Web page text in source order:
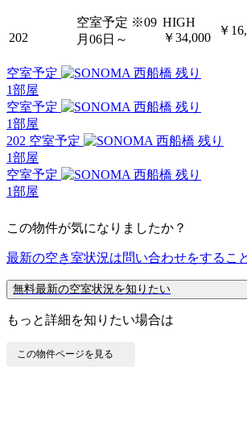
202
空室予定 ※09
月06日～
HIGH
￥34,000
￥
空室予定
残り
1部屋
空室予定
残り
1部屋
202 空室予定
残り
1部屋
空室予定
残り
1部屋
この物件が気になりましたか？
最新の空き室状況は問い合わせをするこ
無料最新の空室状況を知りたい
もっと詳細を知りたい場合は
この物件ページを見る